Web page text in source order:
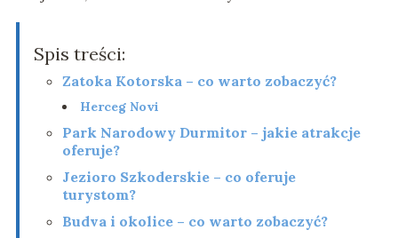
Spis treści:
Zatoka Kotorska – co warto zobaczyć?
Herceg Novi
Park Narodowy Durmitor – jakie atrakcje
oferuje?
Jezioro Szkoderskie – co oferuje
turystom?
Budva i okolice – co warto zobaczyć?